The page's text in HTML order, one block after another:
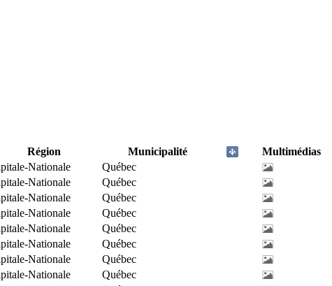
Région Municipalité
Multimédias
Nationale
Québec
Nationale
Québec
Nationale
Québec
Nationale
Québec
Nationale
Québec
Nationale
Québec
Nationale
Québec
Nationale
Québec